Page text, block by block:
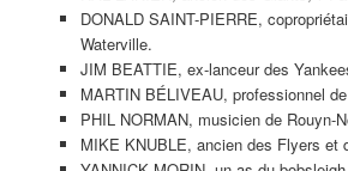
DONALD SAINT-PIERRE,
Waterville.
JIM BEATTIE, ex-lanceur des
MARTIN BÉLIVEAU, professionnel
PHIL NORMAN, musicien de Rouyn-
MIKE KNUBLE, ancien des Flyers et